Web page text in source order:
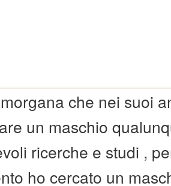
che nei suoi
un maschio
ricerche e studi ,
ho cercato un